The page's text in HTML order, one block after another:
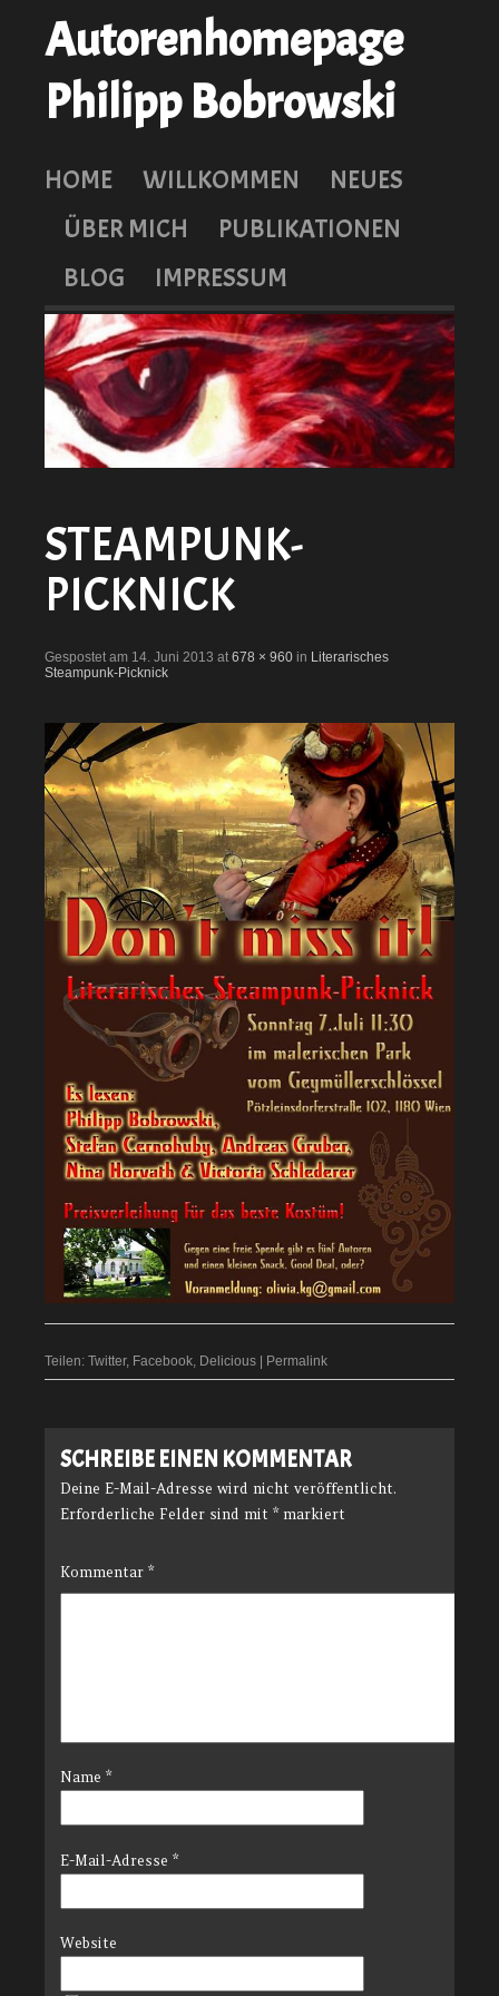
Autorenhomepage
Philipp Bobrowski
HOME WILLKOMMEN
NEUES
ÜBER MICH
PUBLIKATIONEN
BLOG
IMPRESSUM
STEAMPUNK-
PICKNICK
Gespostet am 14. Juni 2013 at 678 × 960 in
Literarisches
Steampunk-Picknick
Teilen: Twitter, Facebook Delicious Permalink
SCHREIBE EINEN KOMMENTAR
Deine E-Mail-Adresse wird nicht veröffentlicht.
Erforderliche Felder sind mit*markiert
Kommentar*
Name*
E-Mail-Adresse*
Website